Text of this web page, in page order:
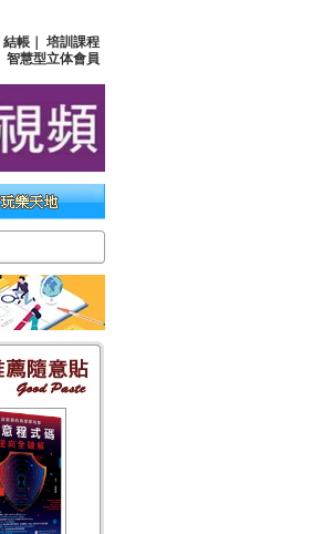
結帳
培訓課程
智慧型立体會員